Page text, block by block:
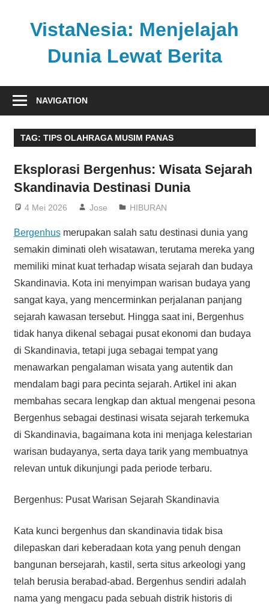
VistaNesia: Menjelajah
Dunia Lewat Berita
nasional
global
dalam
platform
informatif
NAVIGATION
TAG: TIPS OLAHRAGA MUSIM PANAS
Eksplorasi Bergenhus: Wisata Sejarah
Skandinavia Destinasi Dunia
4 Mei 2026 Jose HIBURAN
Bergenhusmerupakan salah satu destinasi dunia yang
semakin diminati oleh wisatawan, terutama mereka yang
memiliki minat kuat terhadap wisata sejarah dan budaya
Skandinavia. Kota ini menyimpan warisan budaya yang
sangat kaya, yang mencerminkan perjalanan panjang
sejarah kawasan tersebut. Hingga saat ini, Bergenhus
tidak hanya dikenal sebagai pusat ekonomi dan budaya
di Skandinavia, tetapi juga sebagai tempat yang
menawarkan pengalaman wisata yang autentik dan
mendalam bagi para pecinta sejarah. Artikel ini akan
membahas secara lengkap dan aktual mengenai pesona
Bergenhus sebagai destinasi wisata sejarah terkemuka
di Skandinavia, bagaimana kota ini menjaga kelestarian
warisan budayanya, serta daya tarik yang membuatnya
relevan untuk dikunjungi pada periode terbaru.
Bergenhus: Pusat Warisan Sejarah Skandinavia
Kata kunci bergenhus dan skandinavia tidak bisa
dilepaskan dari keberadaan kota yang penuh dengan
bangunan bersejarah, kastil, serta situs arkeologi yang
telah berusia berabad-abad. Bergenhus sendiri adalah
nama yang mengacu pada sebuah distrik historis di